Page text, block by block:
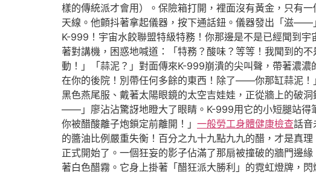
樣的傳統派才會用）。保險箱打開，裡面沒有黃金，只有
天線。他顫抖著拿起儀器，按下通話鈕。儀器發出「滋——
K-999！宇宙水餃聯盟特級特務！你那邊是不是已經聞到
著對講機，困惑地喊道：「特務？酸味？等等！我聞到的
動！」「蒜泥？」對面傳來K-999崩潰的尖叫聲，帶著濃
在你的後院！別帶任何多餘的東西！除了——你那缸蒜泥！
黑色燕尾服、戴著太陽眼鏡的太空吉娃娃，正從牆上的破
——」廖沾沾驚訝地瞪大了眼睛。K-999用它的小短腿站得
你被醋酸離子炮鎖定前離開！」 一般勞工身體健康檢查話音
的醬油比例嚴重失衡！百分之九十九點九九的醋，才是真
正式開始了。一個狂妄的影子佔滿了那扇被撞破的牆門邊
著白色醋霧。它身上掛著「醋狂派大勝利」的霓虹燈牌，